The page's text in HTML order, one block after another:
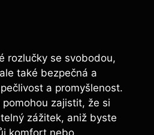
rozlučky se svobodou,
také bezpečná a
a promyšlenost.
zajistit, že si
zážitek, aniž byste